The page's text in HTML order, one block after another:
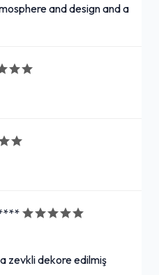
and design and a
zevkli dekore edilmiş